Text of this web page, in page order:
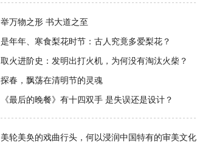
举万物之形 书大道之至
是年年、寒食梨花时节：古人究竟多爱梨花？
取火进阶史：发明出打火机，为何没有淘汰火柴？
探春，飘荡在清明节的灵魂
《最后的晚餐》有十四双手 是失误还是设计？
美轮美奂的戏曲行头，何以浸润中国特有的审美文化